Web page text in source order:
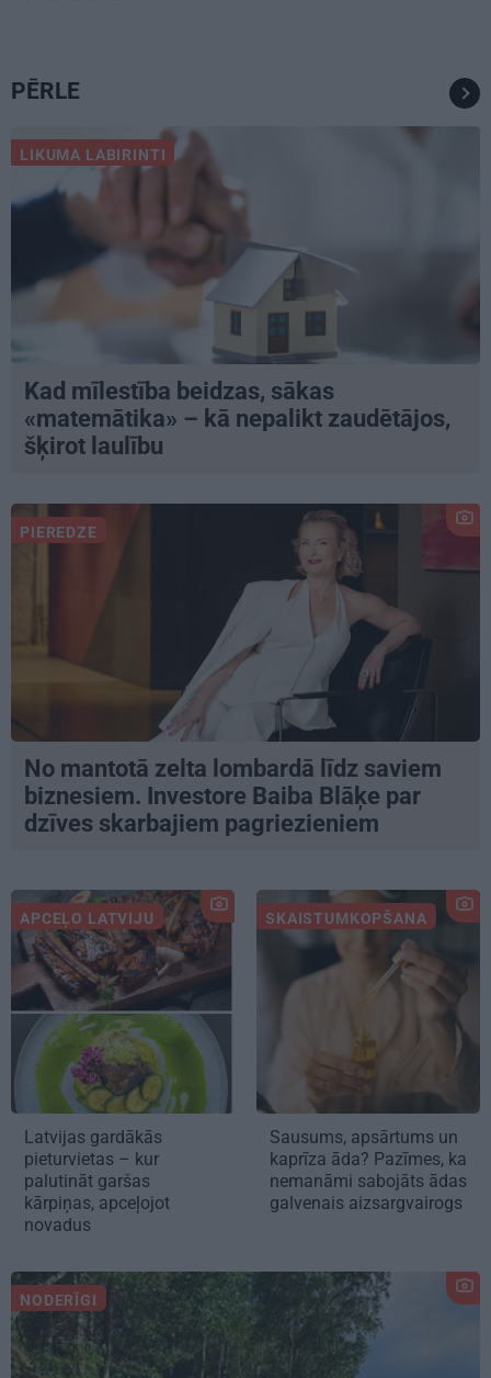
PĒRLE
LIKUMA LABIRINTI
Kad mīlestība beidzas, sākas
«matemātika» – kā nepalikt zaudētājos,
šķirot laulību
PIEREDZE
No mantotā zelta lombardā līdz saviem
biznesiem. Investore Baiba Blāķe par
dzīves skarbajiem pagriezieniem
APCEĻO LATVIJU
Latvijas gardākās
pieturvietas – kur
palutināt garšas
kārpiņas, apceļojot
novadus
SKAISTUMKOPŠANA
Sausums, apsārtums un
kaprīza āda? Pazīmes, ka
nemanāmi sabojāts ādas
galvenais aizsargvairogs
NODERĪGI